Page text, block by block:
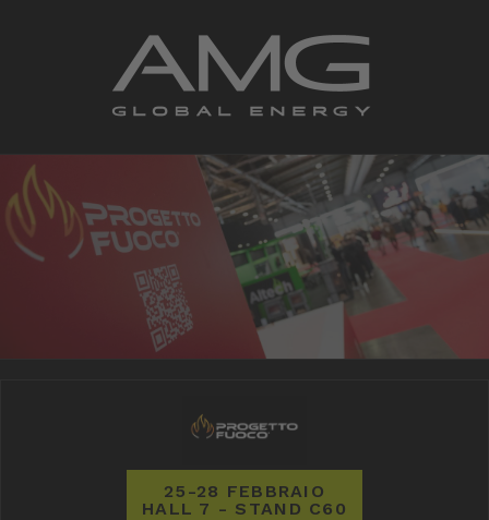
25-28 FEBBRAIO
HALL 7 - STAND C60